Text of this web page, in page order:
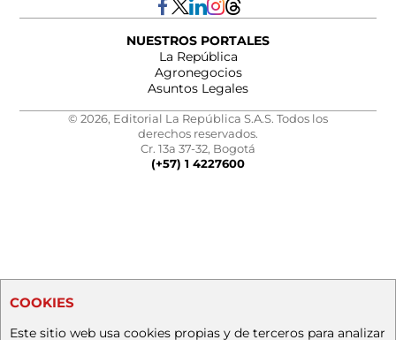
NUESTROS PORTALES
La República
Agronegocios
Asuntos Legales
© 2026, Editorial La República S.A.S. Todos los
derechos reservados.
Cr. 13a 37-32, Bogotá
(+57) 1 4227600
COOKIES
Este sitio web usa cookies propias y de terceros para analizar